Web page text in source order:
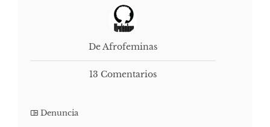
De Afrofeminas
13 Comentarios
Denuncia